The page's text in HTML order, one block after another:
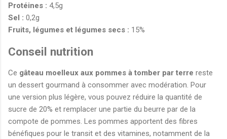
Protéines : 4,5g
Sel : 0,2g
Fruits, légumes et légumes secs : 15%
Conseil nutrition
Ce gâteau moelleux aux pommes à tomber par terre reste
un dessert gourmand à consommer avec modération. Pour
une version plus légère, vous pouvez réduire la quantité de
sucre de 20% et remplacer une partie du beurre par de la
compote de pommes. Les pommes apportent des fibres
bénéfiques pour le transit et des vitamines, notamment de la